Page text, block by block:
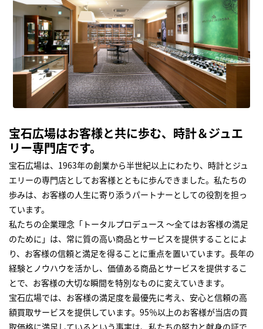
宝石広場はお客様と共に歩む、時計＆ジュエ
リー専門店です。
宝石広場は、1963年の創業から半世紀以上にわたり、時計とジュ
エリーの専門店としてお客様とともに歩んできました。私たちの
歩みは、お客様の人生に寄り添うパートナーとしての役割を担っ
ています。
私たちの企業理念「トータルプロデュース ～全てはお客様の満足
のために」は、常に質の高い商品とサービスを提供することによ
り、お客様の信頼と満足を得ることに重点を置いています。長年の
経験とノウハウを活かし、価値ある商品とサービスを提供するこ
とで、お客様の大切な瞬間を特別なものに変えていきます。
宝石広場では、お客様の満足度を最優先に考え、安心と信頼の高
額買取サービスを提供しています。95％以上のお客様が当店の買